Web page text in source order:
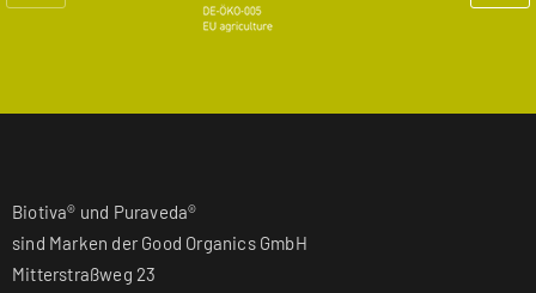
Biotiva® und Puraveda®
sind Marken der Good Organics GmbH
Mitterstraßweg 23